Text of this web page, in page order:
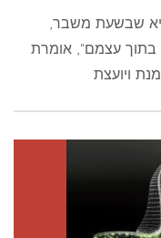
שבשעת משבר,
בתוך עצמם", אומרת
ויועצת